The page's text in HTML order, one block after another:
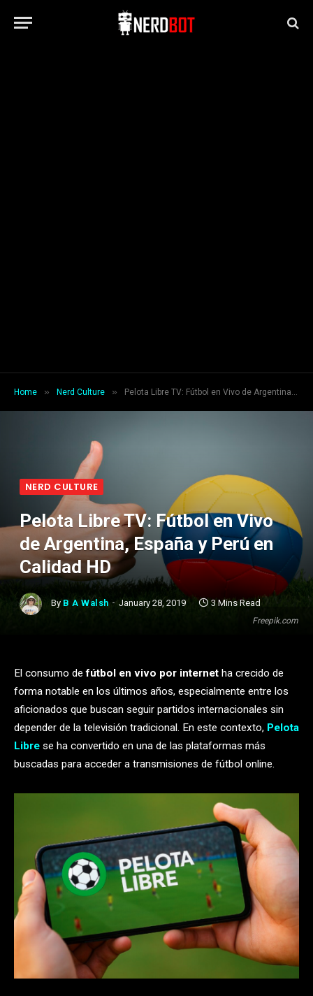
Home » Nerd Culture » Pelota Libre TV: Fútbol en Vivo de Argentina, España y Perú en Calidad HD
Freepik.com
NERD CULTURE
Pelota Libre TV: Fútbol en Vivo
de Argentina, España y Perú en
Calidad HD
By B A Walsh January 28, 2019 3 Mins Read
El consumo defútbol en vivo por internet ha crecido de
forma notable en los últimos años, especialmente entre los
aficionados que buscan seguir partidos internacionales sin
depender de la televisión tradicional. En este contexto, Pelota
Libre se ha convertido en una de las plataformas más
buscadas para acceder a transmisiones de fútbol online.